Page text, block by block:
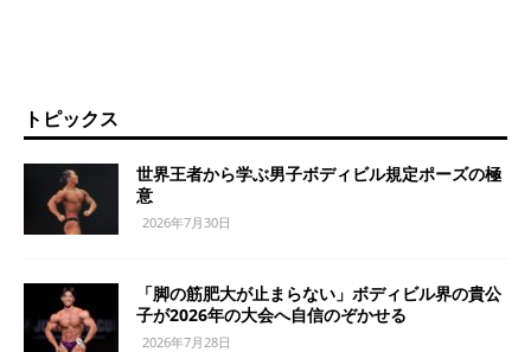
トピックス
世界王者から学ぶ男子ボディビル規定ポーズの極
意
2026年7月30日
「脚の筋肥大が止まらない」ボディビル界の貴公
子が2026年の大会へ自信のぞかせる
2026年7月28日